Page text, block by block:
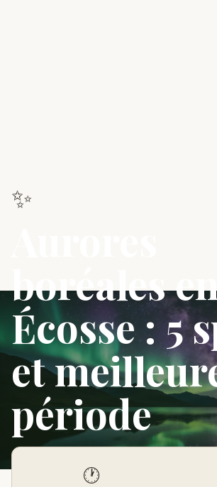
✨
boréales
Écosse : 5
et
période
🕐